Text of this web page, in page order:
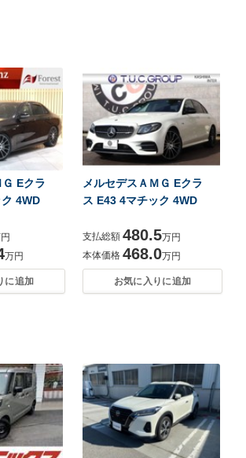
Eクラ
4WD
万円
に追加
メルセデスＡＭＧ Eクラ
ス E43 4マチック 4WD
支払総額 480.5万円
本体価格 468.0万円
お気に入りに追加